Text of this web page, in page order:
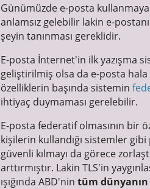
Günümüzde e-posta
anlamsız gelebilir lakin e-
şeyin tanınması gereklidir.
E-posta İnternet'in ilk yazışma
geliştirilmiş olsa da e-posta hala
özelliklerin başında sistemin
ihtiyaç duymaması gerelebilir.
E-posta federatif olmasının bir
kişilerin kullandığı sistemler
güvenli kılmayı da görece
arttırmıştır. Lakin TLS'in
ışığında ABD'nin tüm dünyanın